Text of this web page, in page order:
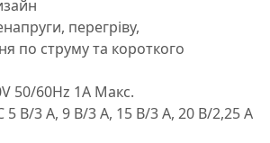
перегріву,
по струму та короткого
50/60Hz 1A Макс.
5 В/3 A, 9 В/3 A, 15 В/3 A, 20 В/2,25 A